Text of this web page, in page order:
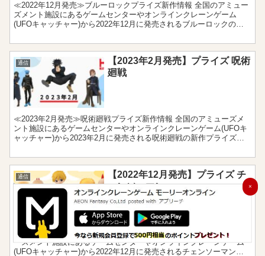
≪2022年12月発売≫ブルーロックプライズ新作情報 全国のアミュー
ズメント施設にあるゲームセンターやオンラインクレーンゲーム
(UFOキャッチャー)から2022年12月に発売されるブルーロックの新
通信
【2023年2月発売】プライズ 呪術
廻戦
≪2023年2月発売≫呪術廻戦プライズ新作情報 全国のアミューズメ
ント施設にあるゲームセンターやオンラインクレーンゲーム(UFOキ
ャッチャー)から2023年2月に発売される呪術廻戦の新作プライズを
通信
【2022年12月発売】プライズ チ
ェンソーマン
≪2022年12月発売≫チェンソーマンプライズ新作情報 全国のアミュ
ーズメント施設にあるゲームセンターやオンラインクレーンゲーム
(UFOキャッチャー)から2022年12月に発売されるチェンソーマンの
×